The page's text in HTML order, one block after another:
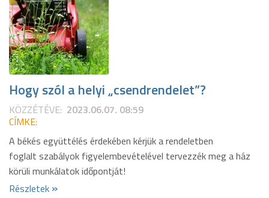
Hogy szól a helyi „csendrendelet”?
KÖZZÉTÉVE: 2023.06.07. 08:59
CÍMKE:
A békés együttélés érdekében kérjük a rendeletben
foglalt szabályok figyelembevételével tervezzék meg a ház
körüli munkálatok időpontját!
Részletek »